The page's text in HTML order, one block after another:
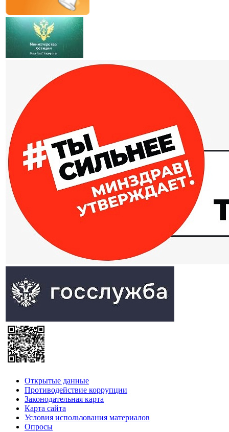
Открытые данные
Противодействие коррупции
Законодательная карта
Карта сайта
Условия использования материалов
Опросы